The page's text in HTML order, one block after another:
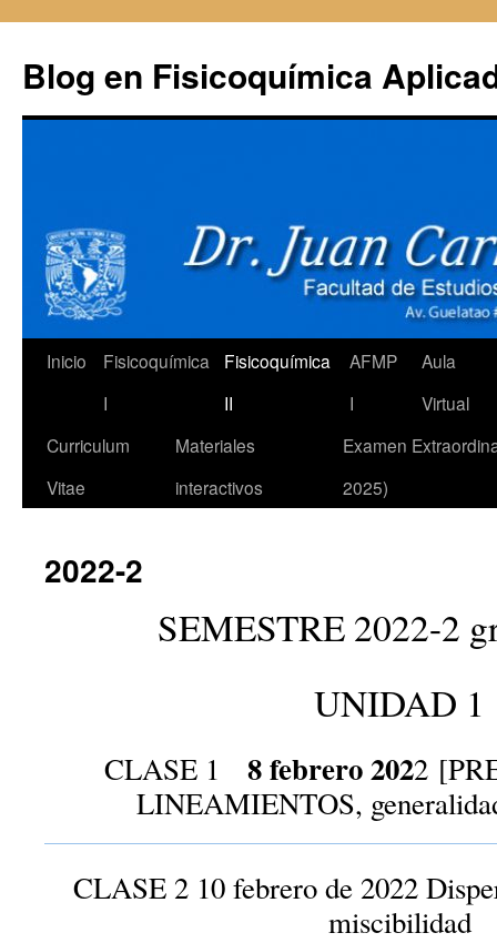
contenido
Blog en Fisicoquímica
Inicio
Fisicoquímica
I
Fisicoquímica
II
AFMP
I
Aula
Virtual
Curriculum
Vitae
Materiales
interactivos
Examen
2025)
2022-2
SEMESTRE 2022-2
UNIDAD 1
CLASE 1 8 febrero 2022
LINEAMIENTOS,
CLASE 2 10 febrero de 2022
miscibilidad